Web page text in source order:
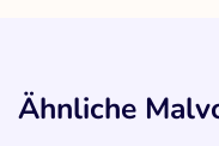
Ähnliche